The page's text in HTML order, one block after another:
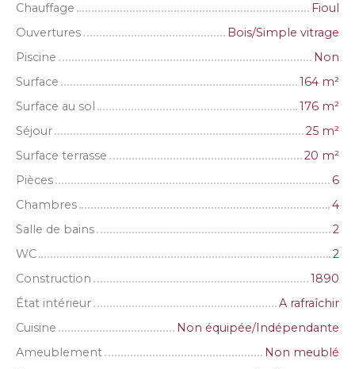
Chauffage
Fioul
Ouvertures
Bois/Simple vitrage
Piscine
Non
Surface
164 m²
Surface au sol
176 m²
Séjour
25 m²
Surface terrasse
20 m²
Pièces
6
Chambres
4
Salle de bains
2
WC
2
Construction
1890
État intérieur
A rafraîchir
Cuisine
Non équipée/Indépendante
Ameublement
Non meublé